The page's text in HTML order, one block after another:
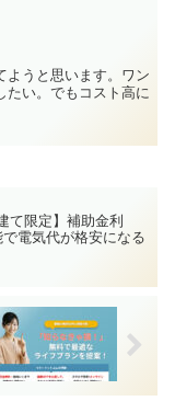
ようと思います。ワン
たい。でもコスト高に
て限定】補助金利
電気代が格安になる